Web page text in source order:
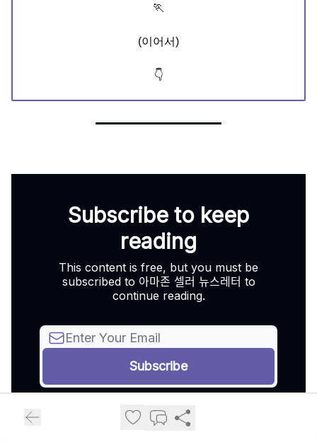
🏃
(이어서)
👇
Subscribe to keep
reading
This content is free, but you must be
subscribed to 아마존 셀러 뉴스레터 to
continue reading.
Already a subscriber?